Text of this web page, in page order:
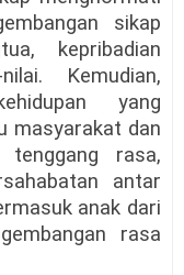
sikap
kepribadian
Kemudian,
yang
masyarakat dan
tenggang rasa,
antar
anak dari
rasa